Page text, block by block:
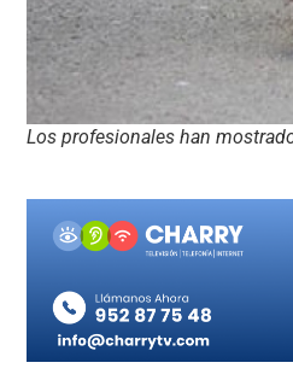
Los profesionales han